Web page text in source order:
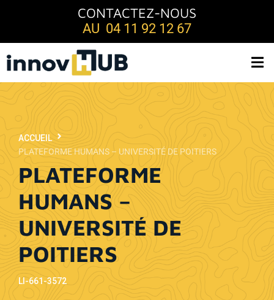
CONTACTEZ-NOUS
AU 04 11 92 12 67
PLATEFORME
HUMANS –
UNIVERSITÉ DE
POITIERS
ACCUEIL
PLATEFORME HUMANS – UNIVERSITÉ DE POITIERS
LI-661-3572